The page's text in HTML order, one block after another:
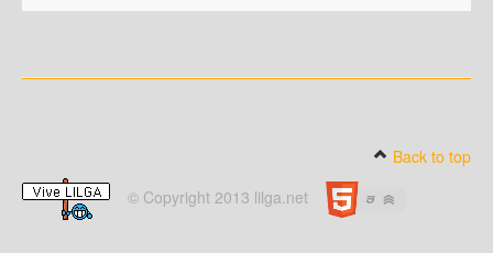
Back to top
© Copyright 2013 lilga.net